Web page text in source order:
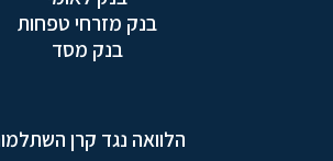
בנק מזרחי טפחות
בנק מסד
הלוואה נגד קרן השתלמות